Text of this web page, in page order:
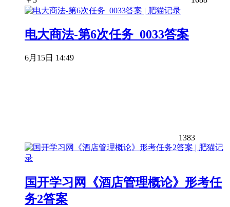
电大商法-第6次任务_0033答案
6月15日 14:49
1383
国开学习网《酒店管理概论》形考任
务2答案